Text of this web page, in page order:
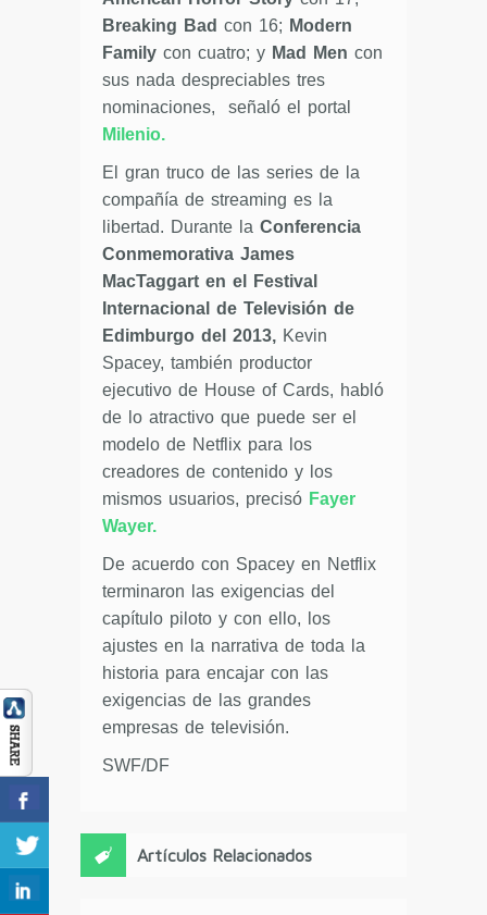
Breaking Bad con 16; Modern
Family con cuatro; y Mad Men con
sus nada despreciables tres
nominaciones, señaló el portal
Milenio.
El gran truco de las series de la
compañía de streaming es la
libertad. Durante la Conferencia
Conmemorativa James
MacTaggart en el Festival
Internacional de Televisión de
Edimburgo del 2013, Kevin
Spacey, también productor
ejecutivo de House of Cards, habló
de lo atractivo que puede ser el
modelo de Netflix para los
creadores de contenido y los
mismos usuarios, precisó Fayer
Wayer.
De acuerdo con Spacey en Netflix
terminaron las exigencias del
capítulo piloto y con ello, los
ajustes en la narrativa de toda la
historia para encajar con las
exigencias de las grandes
empresas de televisión.
SWF/DF
Artículos Relacionados